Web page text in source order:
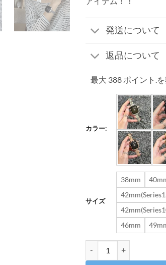
発送について
返品について
最大 388 ポイント.
カラー:
サイズ
38mm
46mm